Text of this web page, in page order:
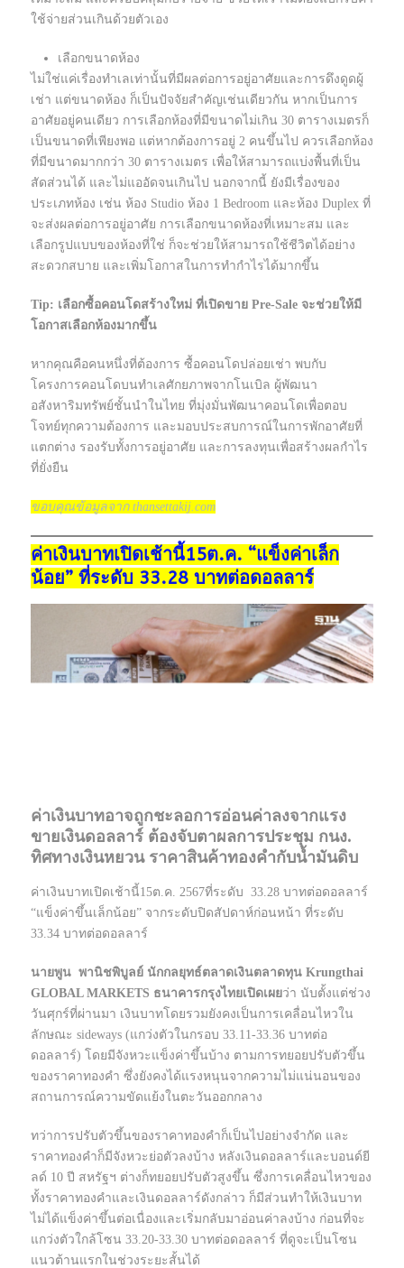
ใช้จ่ายส่วนเกินด้วยตัวเอง
เลือกขนาดห้อง
ไม่ใช่แค่เรื่องทำเลเท่านั้นที่มีผลต่อการอยู่อาศัยและการดึงดูดผู้
เช่า แต่ขนาดห้อง ก็เป็นปัจจัยสำคัญเช่นเดียวกัน หากเป็นการ
อาศัยอยู่คนเดียว การเลือกห้องที่มีขนาดไม่เกิน 30 ตารางเมตรก็
เป็นขนาดที่เพียงพอ แต่หากต้องการอยู่ 2 คนขึ้นไป ควรเลือกห้อง
ที่มีขนาดมากกว่า 30 ตารางเมตร เพื่อให้สามารถแบ่งพื้นที่เป็น
สัดส่วนได้ และไม่แออัดจนเกินไป นอกจากนี้ ยังมีเรื่องของ
ประเภทห้อง เช่น ห้อง Studio ห้อง 1 Bedroom และห้อง Duplex ที่
จะส่งผลต่อการอยู่อาศัย การเลือกขนาดห้องที่เหมาะสม และ
เลือกรูปแบบของห้องที่ใช่ ก็จะช่วยให้สามารถใช้ชีวิตได้อย่าง
สะดวกสบาย และเพิ่มโอกาสในการทำกำไรได้มากขึ้น
Tip: เลือกซื้อคอนโดสร้างใหม่ ที่เปิดขาย Pre-Sale จะช่วยให้มี
โอกาสเลือกห้องมากขึ้น
หากคุณคือคนหนึ่งที่ต้องการ ซื้อคอนโดปล่อยเช่า พบกับ
โครงการคอนโดบนทำเลศักยภาพจากโนเบิล ผู้พัฒนา
อสังหาริมทรัพย์ชั้นนำในไทย ที่มุ่งมั่นพัฒนาคอนโดเพื่อตอบ
โจทย์ทุกความต้องการ และมอบประสบการณ์ในการพักอาศัยที่
แตกต่าง รองรับทั้งการอยู่อาศัย และการลงทุนเพื่อสร้างผลกำไร
ที่ยั่งยืน
ขอบคุณข้อมูลจาก thansettakij.com
ค่าเงินบาทเปิดเช้านี้15ต.ค. “แข็งค่าเล็ก
น้อย” ที่ระดับ 33.28 บาทต่อดอลลาร์
ค่าเงินบาทอาจถูกชะลอการอ่อนค่าลงจากแรง
ขายเงินดอลลาร์ ต้องจับตาผลการประชุม กนง.
ทิศทางเงินหยวน ราคาสินค้าทองคำกับน้ำมันดิบ
ค่าเงินบาทเปิดเช้านี้15ต.ค. 2567ที่ระดับ 33.28 บาทต่อดอลลาร์
“แข็งค่าขึ้นเล็กน้อย” จากระดับปิดสัปดาห์ก่อนหน้า ที่ระดับ
33.34 บาทต่อดอลลาร์
นายพูน พานิชพิบูลย์ นักกลยุทธ์ตลาดเงินตลาดทุน Krungthai
GLOBAL MARKETS ธนาคารกรุงไทยเปิดเผยว่า นับตั้งแต่ช่วง
วันศุกร์ที่ผ่านมา เงินบาทโดยรวมยังคงเป็นการเคลื่อนไหวใน
ลักษณะ sideways (แกว่งตัวในกรอบ 33.11-33.36 บาทต่อ
ดอลลาร์) โดยมีจังหวะแข็งค่าขึ้นบ้าง ตามการทยอยปรับตัวขึ้น
ของราคาทองคำ ซึ่งยังคงได้แรงหนุนจากความไม่แน่นอนของ
สถานการณ์ความขัดแย้งในตะวันออกกลาง
ทว่าการปรับตัวขึ้นของราคาทองคำก็เป็นไปอย่างจำกัด และ
ราคาทองคำก็มีจังหวะย่อตัวลงบ้าง หลังเงินดอลลาร์และบอนด์ยี
ลด์ 10 ปี สหรัฐฯ ต่างก็ทยอยปรับตัวสูงขึ้น ซึ่งการเคลื่อนไหวของ
ทั้งราคาทองคำและเงินดอลลาร์ดังกล่าว ก็มีส่วนทำให้เงินบาท
ไม่ได้แข็งค่าขึ้นต่อเนื่องและเริ่มกลับมาอ่อนค่าลงบ้าง ก่อนที่จะ
แกว่งตัวใกล้โซน 33.20-33.30 บาทต่อดอลลาร์ ที่ดูจะเป็นโซน
แนวต้านแรกในช่วงระยะสั้นได้